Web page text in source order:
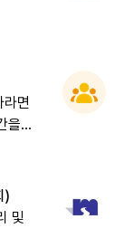
라면
을
)
및